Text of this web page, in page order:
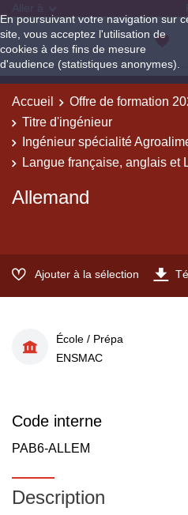
En poursuivant votre navigation sur
site, vous acceptez l'utilisation de
cookies à des fins de mesure
d'audience (statistiques anonymes).
Accueil
Offre de formation
Titre d'ingénieur
Ingénieur spécialité
Langue française, anglais et
Allemand
Ajouter à la sélection
École / Prépa
ENSMAC
Code interne
PAB6-ALLEM
Description